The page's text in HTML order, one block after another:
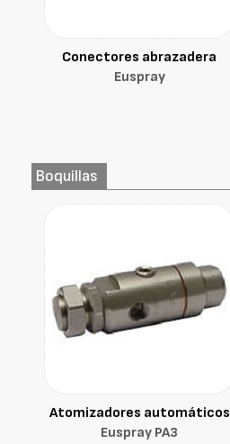
Conectores abrazadera
Euspray
Boquillas
Atomizadores automáticos
Euspray PA3